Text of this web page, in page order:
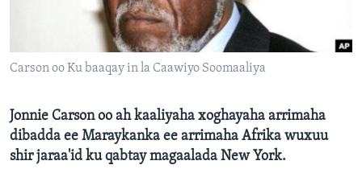
FAAQIDAADDA TODDOBAADKA
DHEXTAALKA TODDOBAADKA
Carson oo Ku baaqay in la Caawiyo Soomaaliya
Jonnie Carson oo ah kaaliyaha xoghayaha arrimaha
dibadda ee Maraykanka ee arrimaha Afrika wuxuu
shir jaraa'id ku qabtay magaalada New York.